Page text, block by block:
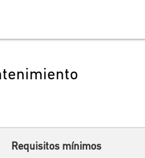
Requisitos mínimos